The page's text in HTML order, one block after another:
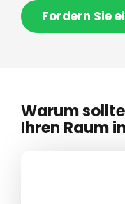
Fordern Sie
Warum
Ihren Raum